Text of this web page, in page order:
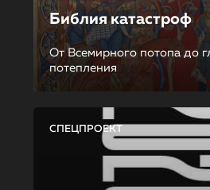
Библия катастроф
От Всемирного потопа до
потепления
СПЕЦПРОЕКТ